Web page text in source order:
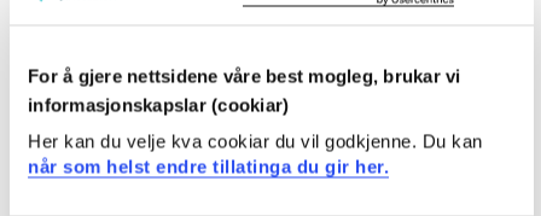
For å gjere nettsidene våre best mogleg, brukar vi
informasjonskapslar (cookiar)
Her kan du velje kva cookiar du vil godkjenne. Du kan
når som helst endre tillatinga du gir her.
ELE501 Videregående reguleringsteknikk
2025-2026